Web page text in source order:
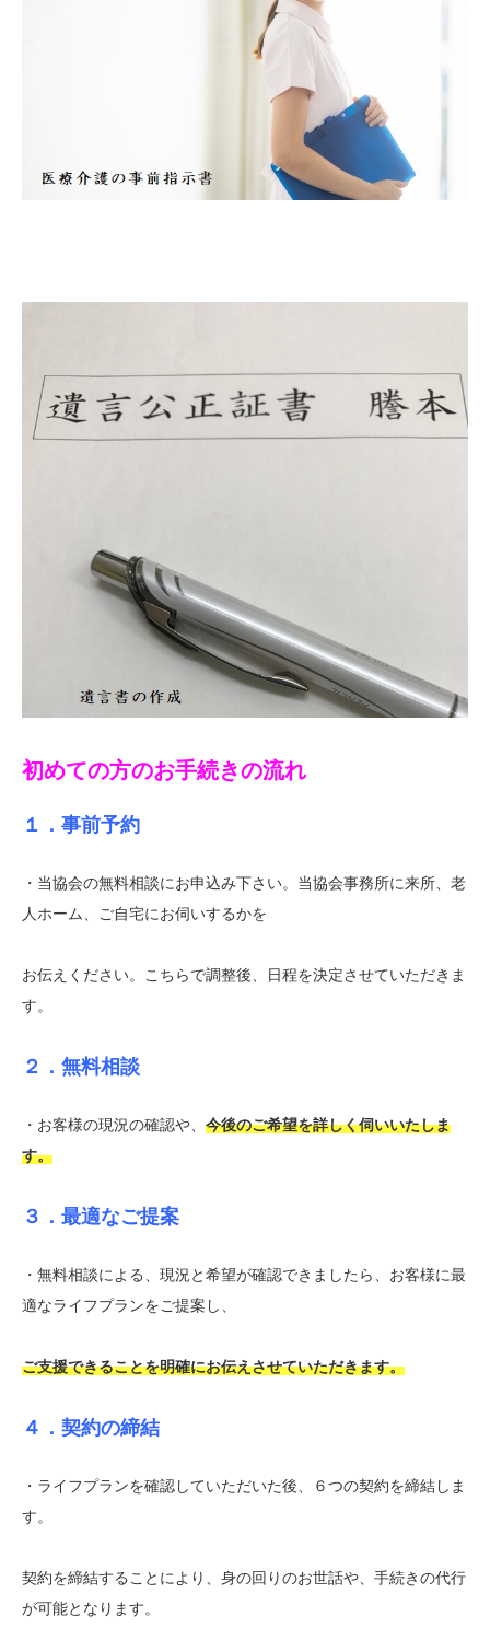
初めての方のお手続きの流れ
１．事前予約
・当協会の無料相談にお申込み下さい。当協会事務所に来所、老
人ホーム、ご自宅にお伺いするかを
お伝えください。こちらで調整後、日程を決定させていただきま
す。
２．無料相談
・お客様の現況の確認や、 今後のご希望を詳しく伺いいたしま
す。
３．最適なご提案
・無料相談による、現況と希望が確認できましたら、お客様に最
適なライフプランをご提案し、
ご支援できることを明確にお伝えさせていただきます。
４．契約の締結
・ライフプランを確認していただいた後、６つの契約を締結しま
す。
契約を締結することにより、身の回りのお世話や、手続きの代行
が可能となります。